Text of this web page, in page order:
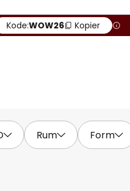
Kode:WOW26 Kopier
Rum Form